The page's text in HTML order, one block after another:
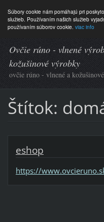
Súbory cookie nám pomáhajú pri
služieb. Používaním našich služieb
používaním súborov cookie. viac info
Ovčie rúno - vlnené
kožušinové výrobky
ovčie rúno - vlnené a
Štítok:
eshop
https://